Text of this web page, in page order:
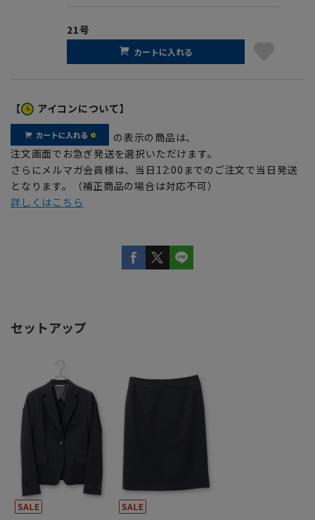
21号
カートに入れる
【 アイコンについて】
の表示の商品は、
注文画面でお急ぎ発送を選択いただけます。
さらにメルマガ会員様は、当日12:00までのご注文で当日発送
となります。（補正商品の場合は対応不可）
詳しくはこちら